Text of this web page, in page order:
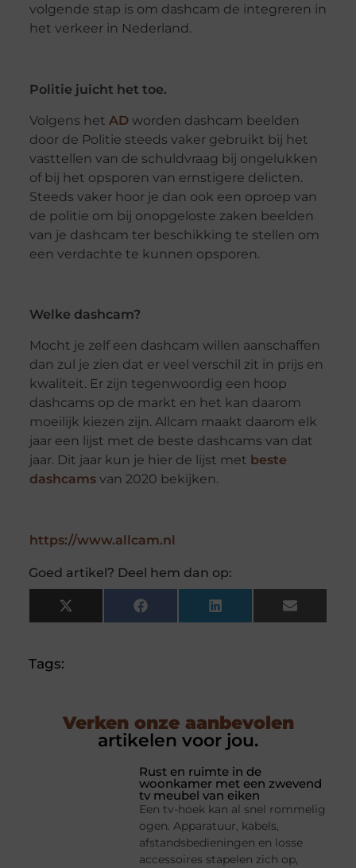
volgende stap is om dashcam de integreren in
het verkeer in Nederland.
Politie juicht het toe.
Volgens het ADworden dashcam beelden
door de Politie steeds vaker gebruikt bij het
vasttellen van de schuldvraag bij ongelukken
of bij het opsporen van ernstigere delicten.
Steeds vaker hoor je dan ook een oproep van
de politie om bij onopgeloste zaken beelden
van je dashcam ter beschikking te stellen om
een verdachte te kunnen opsporen.
Welke dashcam?
Mocht je zelf een dashcam willen aanschaffen
dan zul je zien dat er veel verschil zit in prijs en
kwaliteit. Er zijn tegenwoordig een hoop
dashcams op de markt en het kan daarom
moeilijk kiezen zijn. Allcam maakt daarom elk
jaar een lijst met de beste dashcams van dat
jaar. Dit jaar kun je hier de lijst met beste
dashcamsvan 2020 bekijken.
https://www.allcam.nl
Goed artikel? Deel hem dan op:
X
(Twitter)
Facebook LinkedIn Email
Tags:
Verken onze aanbevolen
artikelen voor jou.
Rust en ruimte in de
woonkamer met een zwevend
tv meubel van eiken
Een tv-hoek kan al snel rommelig
ogen. Apparatuur, kabels,
afstandsbedieningen en losse
accessoires stapelen zich op,